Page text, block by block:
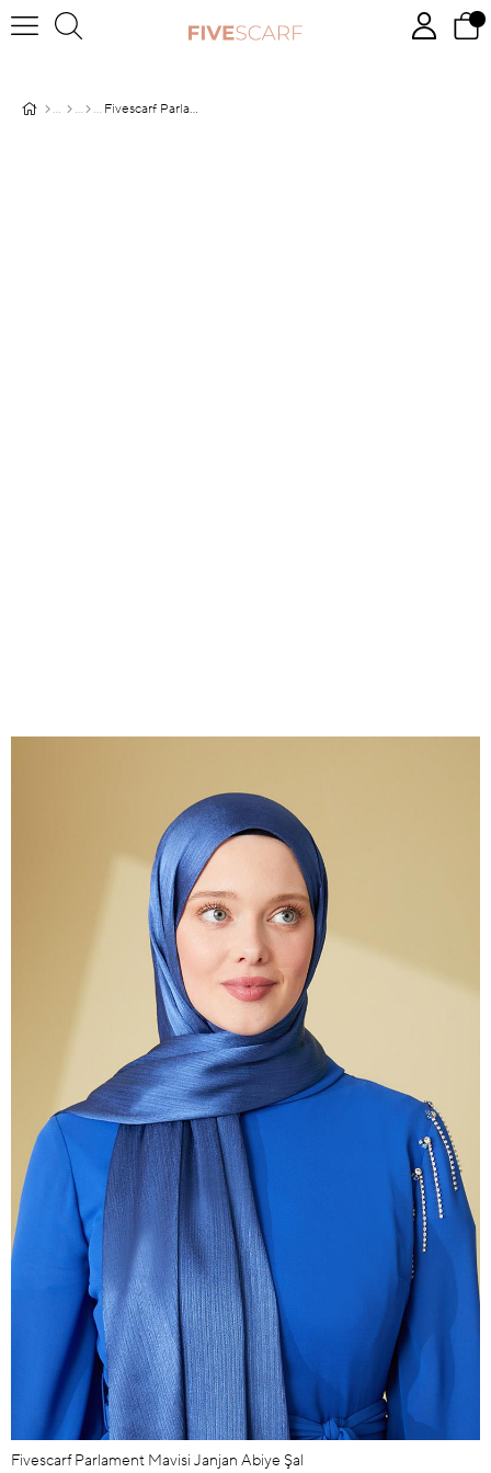
Fivescarf Parlament Mavisi Janjan Abiye Şal
Fivescarf Parlament Mavisi Janjan Abiye Şal